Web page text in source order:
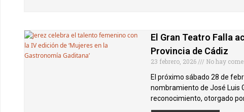
El Gran Teatro Falla
Provincia de Cádiz
23 febrero, 2026
No hay
El próximo sábado 28 de
nombramiento de José Luis
reconocimiento, otorgado